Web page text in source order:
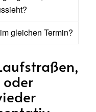
gleichen Termin?
oder